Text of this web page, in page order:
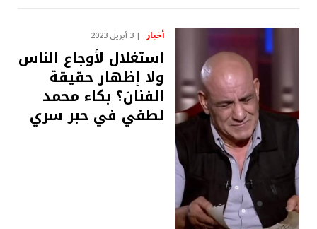
أخبار 3 أبريل 2023
استغلال لأوجاع الناس
ولا إظهار حقيقة
الفنان؟ بكاء محمد
لطفي في حبر سري